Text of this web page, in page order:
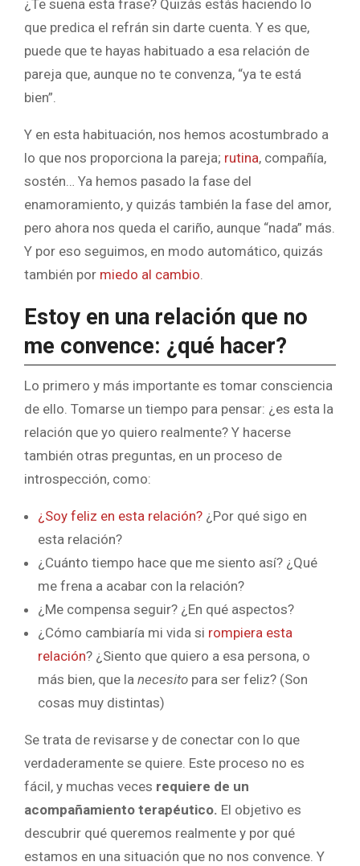
¿Te suena esta frase? Quizás estás haciendo lo
que predica el refrán sin darte cuenta. Y es que,
puede que te hayas habituado a esa relación de
pareja que, aunque no te convenza, “ya te está
bien”.
Y en esta habituación, nos hemos acostumbrado a
lo que nos proporciona la pareja; rutina, compañía,
sostén… Ya hemos pasado la fase del
enamoramiento, y quizás también la fase del amor,
pero ahora nos queda el cariño, aunque “nada” más.
Y por eso seguimos, en modo automático, quizás
también por miedo al cambio.
Estoy en una relación que no
me convence: ¿qué hacer?
Lo primero y más importante es tomar consciencia
de ello. Tomarse un tiempo para pensar: ¿es esta la
relación que yo quiero realmente? Y hacerse
también otras preguntas, en un proceso de
introspección, como:
¿Soy feliz en esta relación? ¿Por qué sigo en
esta relación?
¿Cuánto tiempo hace que me siento así? ¿Qué
me frena a acabar con la relación?
¿Me compensa seguir? ¿En qué aspectos?
¿Cómo cambiaría mi vida si rompiera esta
relación? ¿Siento que quiero a esa persona, o
más bien, que la necesito para ser feliz? (Son
cosas muy distintas)
Se trata de revisarse y de conectar con lo que
verdaderamente se quiere. Este proceso no es
fácil, y muchas veces requiere de un
acompañamiento terapéutico. El objetivo es
descubrir qué queremos realmente y por qué
estamos en una situación que no nos convence. Y